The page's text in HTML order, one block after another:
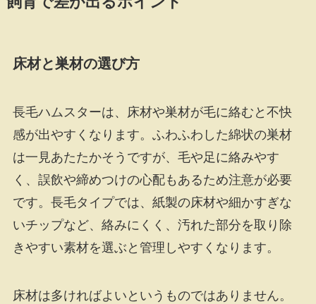
床材と巣材の選び方
長毛ハムスターは、床材や巣材が毛に絡むと不快
感が出やすくなります。ふわふわした綿状の巣材
は一見あたたかそうですが、毛や足に絡みやす
く、誤飲や締めつけの心配もあるため注意が必要
です。長毛タイプでは、紙製の床材や細かすぎな
いチップなど、絡みにくく、汚れた部分を取り除
きやすい素材を選ぶと管理しやすくなります。
床材は多ければよいというものではありません。